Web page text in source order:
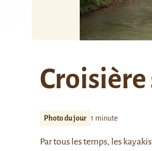
Croisière
Photo du jour 1 minute
Par tous les temps, les